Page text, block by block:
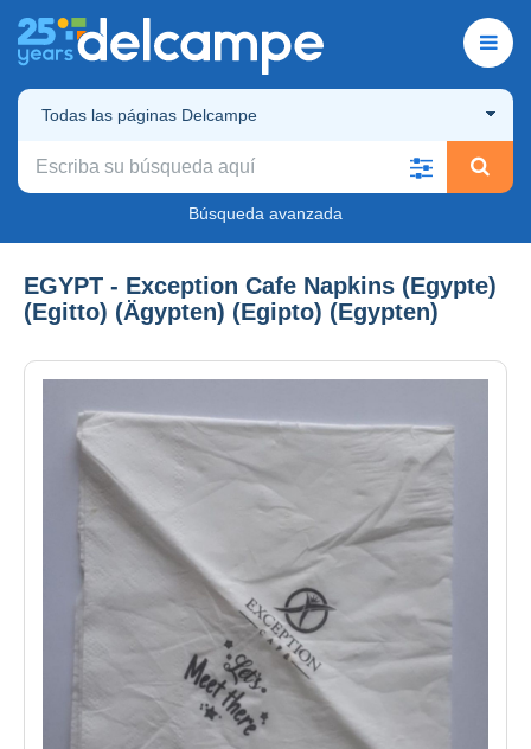
Todas las páginas Delcampe
Búsqueda avanzada
EGYPT - Exception Cafe Napkins (Egypte)
(Egitto) (Ägypten) (Egipto) (Egypten)